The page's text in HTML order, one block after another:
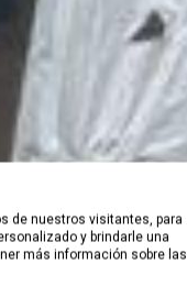
de nuestros visitantes, para
y brindarle una
más información sobre las